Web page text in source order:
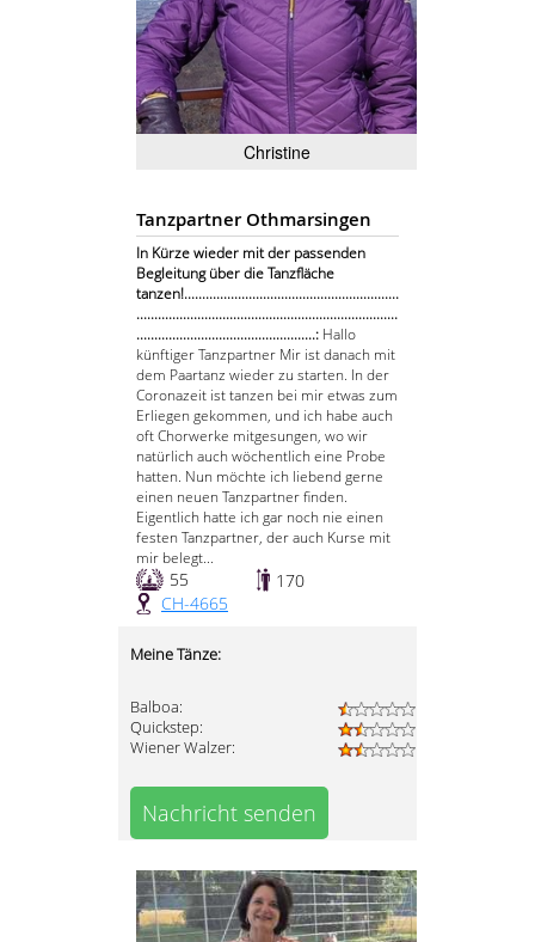
Christine
Tanzpartner Othmarsingen
In Kürze wieder mit der passenden
Begleitung über die Tanzfläche
tanzen!............................................................
.........................................................................
..................................................: Hallo
künftiger Tanzpartner Mir ist danach mit
dem Paartanz wieder zu starten. In der
Coronazeit ist tanzen bei mir etwas zum
Erliegen gekommen, und ich habe auch
oft Chorwerke mitgesungen, wo wir
natürlich auch wöchentlich eine Probe
hatten. Nun möchte ich liebend gerne
einen neuen Tanzpartner finden.
Eigentlich hatte ich gar noch nie einen
festen Tanzpartner, der auch Kurse mit
mir belegt...
55
170
CH-4665
Meine Tänze:
Balboa:
Quickstep:
Wiener Walzer:
Nachricht senden